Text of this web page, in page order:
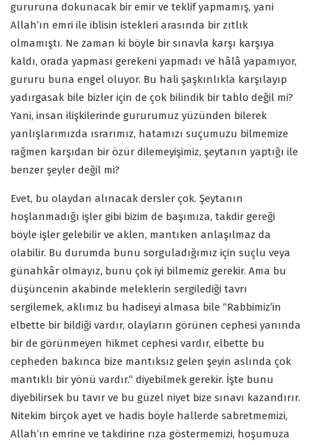
gururuna dokunacak bir emir ve teklif yapmamış, yani
Allah’ın emri ile iblisin istekleri arasında bir zıtlık
olmamıştı. Ne zaman ki böyle bir sınavla karşı karşıya
kaldı, orada yapması gerekeni yapmadı ve hâlâ yapamıyor,
gururu buna engel oluyor. Bu hali şaşkınlıkla karşılayıp
yadırgasak bile bizler için de çok bilindik bir tablo değil mi?
Yani, insan ilişkilerinde gururumuz yüzünden bilerek
yanlışlarımızda ısrarımız, hatamızı suçumuzu bilmemize
rağmen karşıdan bir özür dilemeyişimiz, şeytanın yaptığı ile
benzer şeyler değil mi?
Evet, bu olaydan alınacak dersler çok. Şeytanın
hoşlanmadığı işler gibi bizim de başımıza, takdir gereği
böyle işler gelebilir ve aklen, mantıken anlaşılmaz da
olabilir. Bu durumda bunu sorguladığımız için suçlu veya
günahkâr olmayız, bunu çok iyi bilmemiz gerekir. Ama bu
düşüncenin akabinde meleklerin sergilediği tavrı
sergilemek, aklımız bu hadiseyi almasa bile “Rabbimiz’in
elbette bir bildiği vardır, olayların görünen cephesi yanında
bir de görünmeyen hikmet cephesi vardır, elbette bu
cepheden bakınca bize mantıksız gelen şeyin aslında çok
mantıklı bir yönü vardır.” diyebilmek gerekir. İşte bunu
diyebilirsek bu tavır ve bu güzel niyet bize sınavı kazandırır.
Nitekim birçok ayet ve hadis böyle hallerde sabretmemizi,
Allah’ın emrine ve takdirine rıza göstermemizi, hoşumuza